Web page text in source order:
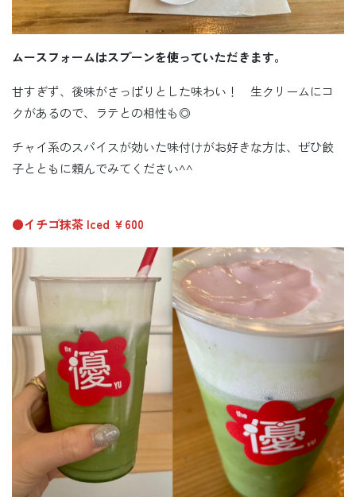
ムースフォームはスプーンを使っていただきます。
甘すぎず、後味がさっぱりとした味わい！ 生クリームにコ
クがあるので、ラテとの相性も◎
チャイ系のスパイスが効いた味付けがお好きな方は、ぜひ餃
子とともに頼んでみてください^^
●イチゴ抹茶 Iced ￥600